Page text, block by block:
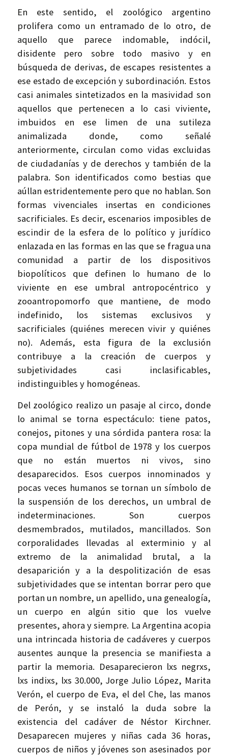
En este sentido, el zoológico argentino
prolifera como un entramado de lo otro, de
aquello que parece indomable, indócil,
disidente pero sobre todo masivo y en
búsqueda de derivas, de escapes resistentes a
ese estado de excepción y subordinación. Estos
casi animales sintetizados en la masividad son
aquellos que pertenecen a lo casi viviente,
imbuidos en ese limen de una sutileza
animalizada donde, como señalé
anteriormente, circulan como vidas excluidas
de ciudadanías y de derechos y también de la
palabra. Son identificados como bestias que
aúllan estridentemente pero que no hablan. Son
formas vivenciales insertas en condiciones
sacrificiales. Es decir, escenarios imposibles de
escindir de la esfera de lo político y jurídico
enlazada en las formas en las que se fragua una
comunidad a partir de los dispositivos
biopolíticos que definen lo humano de lo
viviente en ese umbral antropocéntrico y
zooantropomorfo que mantiene, de modo
indefinido, los sistemas exclusivos y
sacrificiales (quiénes merecen vivir y quiénes
no). Además, esta figura de la exclusión
contribuye a la creación de cuerpos y
subjetividades casi inclasificables,
indistinguibles y homogéneas.
Del zoológico realizo un pasaje al circo, donde
lo animal se torna espectáculo: tiene patos,
conejos, pitones y una sórdida pantera rosa: la
copa mundial de fútbol de 1978 y los cuerpos
que no están muertos ni vivos, sino
desaparecidos. Esos cuerpos innominados y
pocas veces humanos se tornan un símbolo de
la suspensión de los derechos, un umbral de
indeterminaciones. Son cuerpos
desmembrados, mutilados, mancillados. Son
corporalidades llevadas al exterminio y al
extremo de la animalidad brutal, a la
desaparición y a la despolitización de esas
subjetividades que se intentan borrar pero que
portan un nombre, un apellido, una genealogía,
un cuerpo en algún sitio que los vuelve
presentes, ahora y siempre. La Argentina acopia
una intrincada historia de cadáveres y cuerpos
ausentes aunque la presencia se manifiesta a
partir la memoria. Desaparecieron lxs negrxs,
lxs indixs, lxs 30.000, Jorge Julio López, Marita
Verón, el cuerpo de Eva, el del Che, las manos
de Perón, y se instaló la duda sobre la
existencia del cadáver de Néstor Kirchner.
Desaparecen mujeres y niñas cada 36 horas,
cuerpos de niños y jóvenes son asesinados por